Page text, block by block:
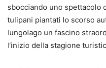
sbocciando uno spettacolo
tulipani piantati lo scorso
lungolago un fascino
l’inizio della stagione